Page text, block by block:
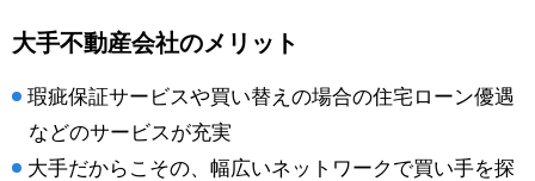
大手不動産会社のメリット
瑕疵保証サービスや買い替えの場合の住宅ローン優遇
などのサービスが充実
大手だからこその、幅広いネットワークで買い手を探